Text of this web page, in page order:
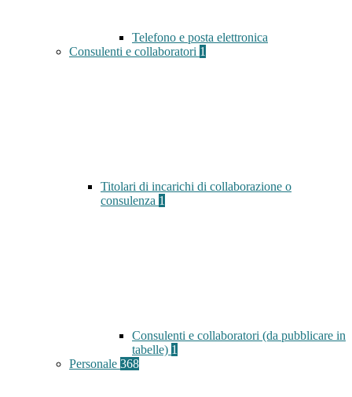
Telefono e posta elettronica
Consulenti e collaboratori 1
Titolari di incarichi di collaborazione o
consulenza 1
Consulenti e collaboratori (da pubblicare in
tabelle) 1
Personale 368